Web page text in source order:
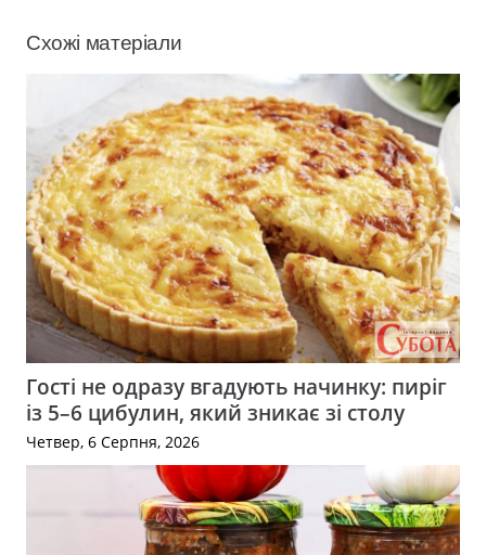
Схожі матеріали
Гості не одразу вгадують начинку: пиріг
із 5–6 цибулин, який зникає зі столу
Четвер, 6 Серпня, 2026